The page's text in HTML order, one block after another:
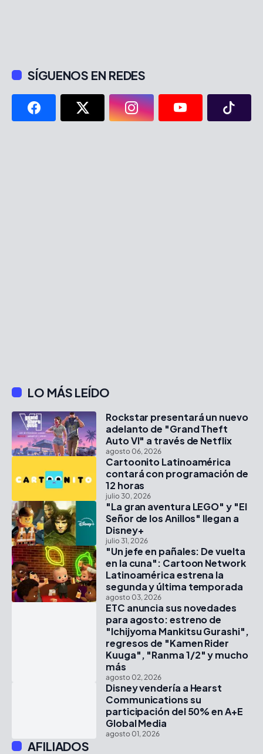
SÍGUENOS EN REDES
LO MÁS LEÍDO
Rockstar presentará un nuevo
adelanto de "Grand Theft
Auto VI" a través de Netflix
agosto 06, 2026
Cartoonito Latinoamérica
contará con programación de
12 horas
julio 30, 2026
"La gran aventura LEGO" y "El
Señor de los Anillos" llegan a
Disney+
julio 31, 2026
"Un jefe en pañales: De vuelta
en la cuna": Cartoon Network
Latinoamérica estrena la
segunda y última temporada
agosto 03, 2026
ETC anuncia sus novedades
para agosto: estreno de
"Ichijyoma Mankitsu Gurashi",
regresos de "Kamen Rider
Kuuga", "Ranma 1/2" y mucho
más
agosto 02, 2026
Disney vendería a Hearst
Communications su
participación del 50% en A+E
Global Media
agosto 01, 2026
AFILIADOS